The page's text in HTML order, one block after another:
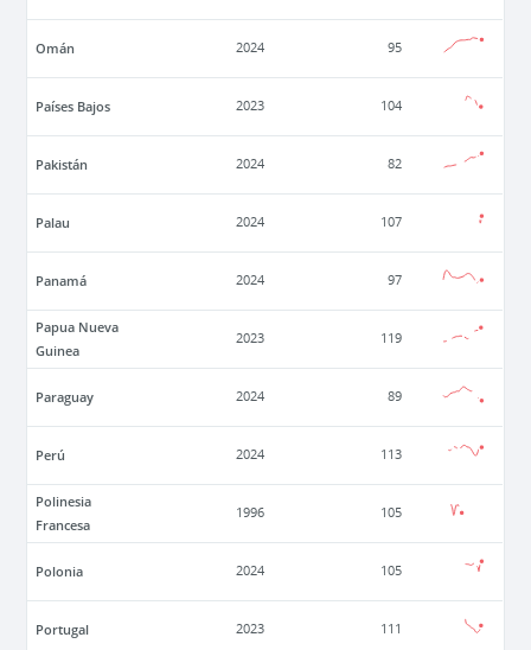
Omán 2024 95
Países Bajos 2023 104
Pakistán 2024 82
Palau 2024 107
Panamá 2024 97
Papua Nueva
Guinea
2023 119
Paraguay 2024 89
Perú 2024 113
Polinesia
Francesa
1996 105
Polonia 2024 105
Portugal 2023 111